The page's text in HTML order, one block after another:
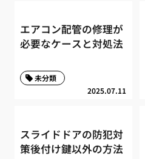
エアコン配管の修理が
必要なケースと対処法
2025.07.11
未分類
スライドドアの防犯対
策後付け鍵以外の方法